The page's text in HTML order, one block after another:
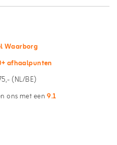
Waarborg
afhaalpunten
(NL/BE)
ons met een9.1